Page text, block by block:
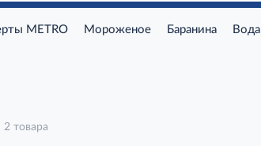
METRO Мороженое Баранина Вода
2 товара